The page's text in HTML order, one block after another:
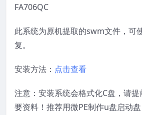
FA706QC
此系统为原机提取的swm文件，可
复。
安装方法： 点击查看
注意：安装系统会格式化C盘，请
要资料！推荐用微PE制作u盘启动